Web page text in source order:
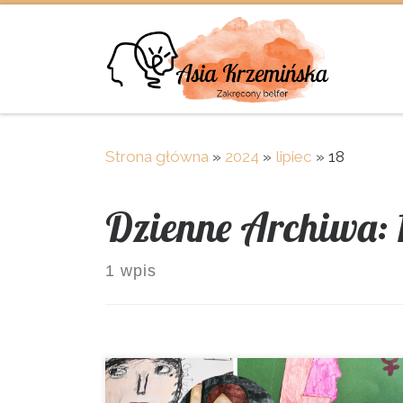
Strona główna » 2024 » lipiec » 18
Dzienne Archiwa:
1 wpis
Bardzo lubię pracę projektową.